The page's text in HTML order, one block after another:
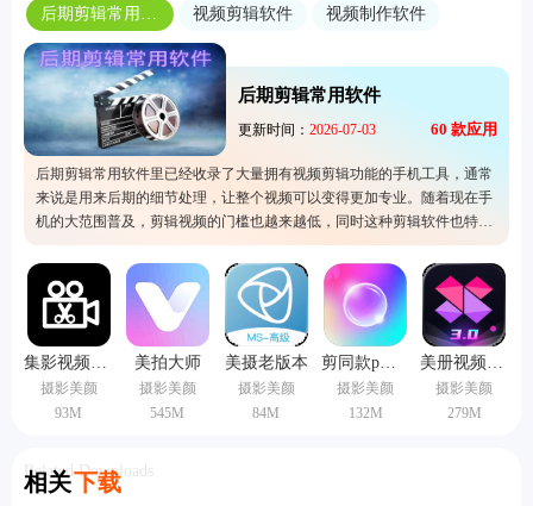
后期剪辑常用软件 视频剪辑软件 视频制作软件
后期剪辑常用软件
更新时间： 2026-07-03 60 款应用
后期剪辑常用软件里已经收录了大量拥有视频剪辑功能的手机工具，通常
来说是用来后期的细节处理，让整个视频可以变得更加专业。随着现在手
机的大范围普及，剪辑视频的门槛也越来越低，同时这种剪辑软件也特别
受欢迎。这个专题所收录的都是比较热门的一类软件，代表它的功能会更
加好用，使用体验也不错，所以快来下载体验看看吧。
集影视频工具箱
摄影美颜
93M
美拍大师
摄影美颜
545M
美摄老版本
摄影美颜
84M
剪同款p图软件
摄影美颜
132M
美册视频制作
摄影美颜
279M
相关下载
Related Downloads